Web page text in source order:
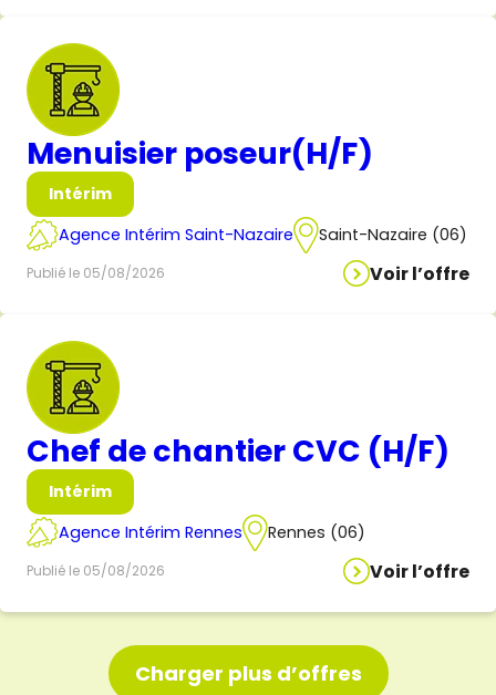
Menuisier poseur(H/F)
Intérim
Agence Intérim Saint-Nazaire
Saint-Nazaire (06)
Publié le 05/08/2026 Voir l’offre
Chef de chantier CVC (H/F)
Intérim
Agence Intérim Rennes
Rennes (06)
Publié le 05/08/2026 Voir l’offre
Charger plus d’offres